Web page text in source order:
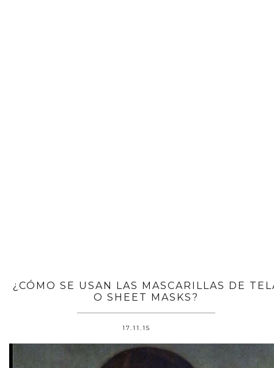
¿CÓMO SE USAN LAS MASCARILLAS DE
O SHEET MASKS?
17.11.15